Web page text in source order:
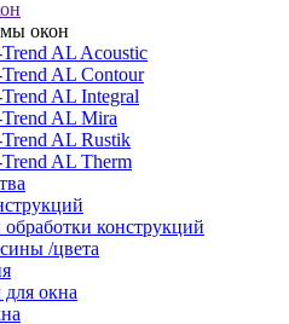
окон
AL Acoustic
AL Contour
AL Integral
AL Mira
AL Rustik
AL Therm
конструкций
/цвета
окна